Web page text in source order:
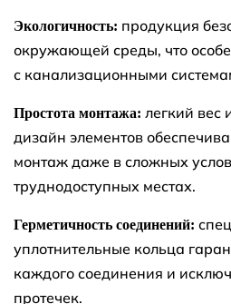
Экологичность: продукция
окружающей среды, что
с канализационными
Простота монтажа: легкий вес
дизайн элементов
монтаж даже в сложных
труднодоступных местах.
Герметичность соединений:
уплотнительные кольца
каждого соединения и
протечек.